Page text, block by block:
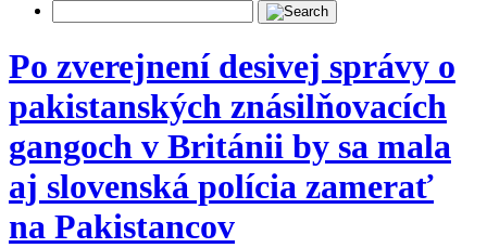
Po zverejnení desivej správy o
pakistanských znásilňovacích
gangoch v Británii by sa mala
aj slovenská polícia zamerať
na Pakistancov